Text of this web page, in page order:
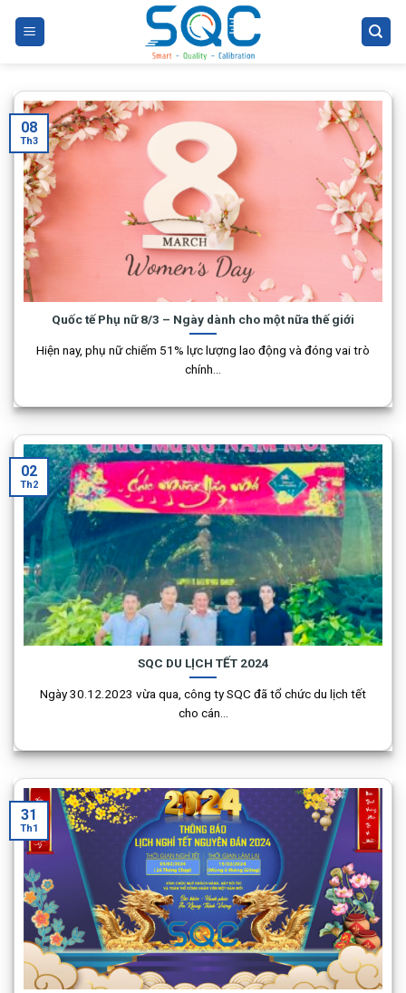
Quốc tế Phụ nữ 8/3 – Ngày dành cho một nữa thế giới
Hiện nay, phụ nữ chiếm 51% lực lượng lao động và đóng vai trò
chính...
08
Th3
SQC DU LỊCH TẾT 2024
Ngày 30.12.2023 vừa qua, công ty SQC đã tổ chức du lịch tết
cho cán...
02
Th2
31
Th1